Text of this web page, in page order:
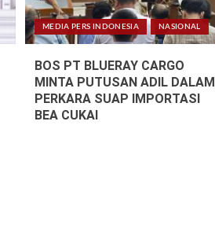
MEDIA PERS INDONESIA NASIONAL
BOS PT BLUERAY CARGO
MINTA PUTUSAN ADIL DALAM
PERKARA SUAP IMPORTASI
BEA CUKAI